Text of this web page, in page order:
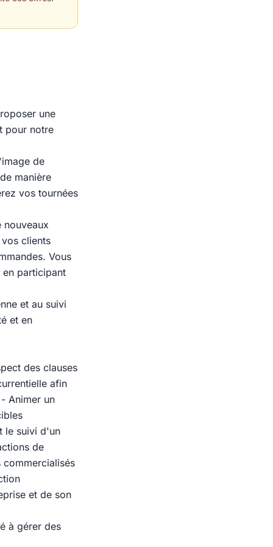
une
pour notre
de
manière
vos tournées
clients
Vous
participant
et au suivi
et en
des clauses
afin
Animer un
le suivi d'un
de
et de son
à gérer des